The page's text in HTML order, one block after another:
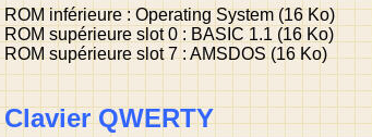
ROM inférieure : Operating System (16 Ko)
ROM supérieure slot 0 : BASIC 1.1 (16 Ko)
ROM supérieure slot 7 : AMSDOS (16 Ko)
Clavier QWERTY